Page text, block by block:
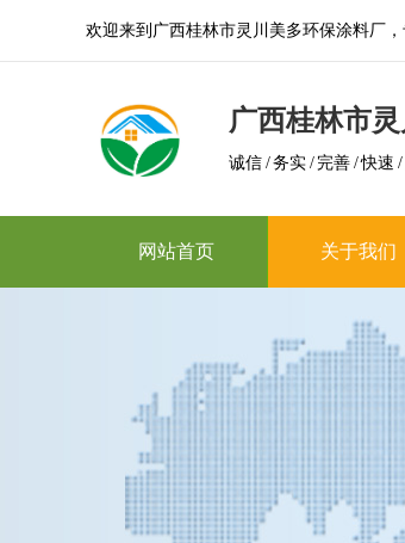
欢迎来到广西桂林市灵川美多环保涂料厂
广西桂林市
诚信 / 务实 / 完善 / 快速
网站首页 关于我们